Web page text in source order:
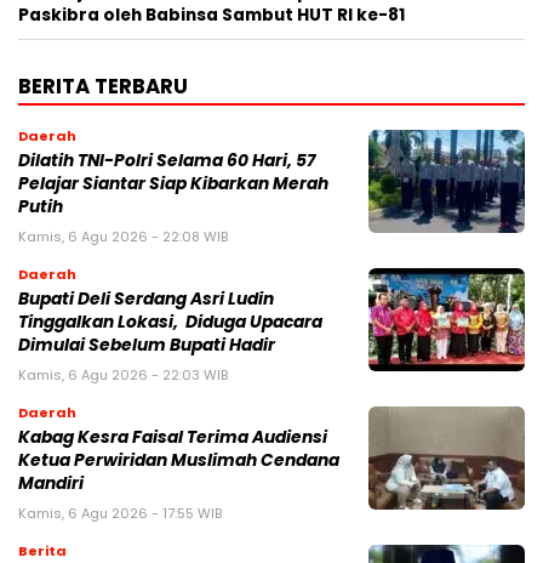
Paskibra oleh Babinsa Sambut HUT RI ke-81
BERITA TERBARU
Daerah
Dilatih TNI-Polri Selama 60 Hari, 57
Pelajar Siantar Siap Kibarkan Merah
Putih
Kamis, 6 Agu 2026 - 22:08 WIB
Daerah
Bupati Deli Serdang Asri Ludin
Tinggalkan Lokasi, Diduga Upacara
Dimulai Sebelum Bupati Hadir
Kamis, 6 Agu 2026 - 22:03 WIB
Daerah
Kabag Kesra Faisal Terima Audiensi
Ketua Perwiridan Muslimah Cendana
Mandiri
Kamis, 6 Agu 2026 - 17:55 WIB
Berita